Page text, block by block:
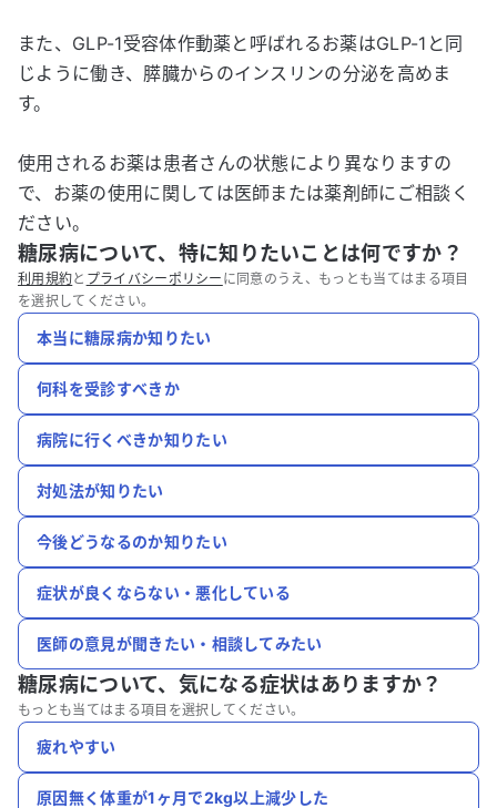
また、GLP-1受容体作動薬と呼ばれるお薬はGLP-1と同
じように働き、膵臓からのインスリンの分泌を高めま
す。
使用されるお薬は患者さんの状態により異なりますの
で、お薬の使用に関しては医師または薬剤師にご相談く
ださい。
糖尿病について、特に知りたいことは何ですか？
利用規約と プライバシーポリシー に同意のうえ、もっとも当てはまる項目
を選択してください。
本当に糖尿病か知りたい
何科を受診すべきか
病院に行くべきか知りたい
対処法が知りたい
今後どうなるのか知りたい
症状が良くならない・悪化している
医師の意見が聞きたい・相談してみたい
糖尿病について、 気になる症状はありますか？
もっとも当てはまる項目を選択してください。
疲れやすい
原因無く体重が1ヶ月で2kg以上減少した